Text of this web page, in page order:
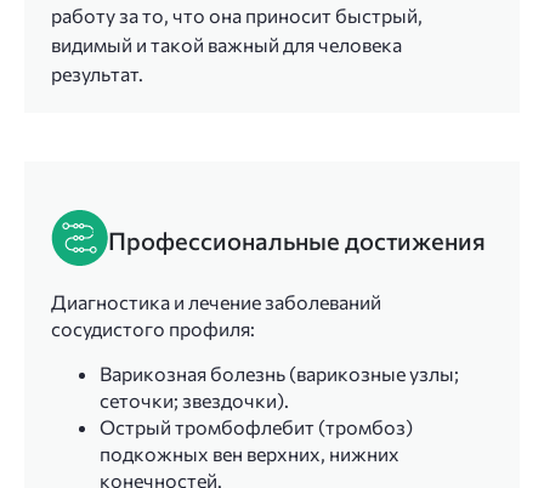
работу за то, что она приносит быстрый,
видимый и такой важный для человека
результат.
Профессиональные достижения
Диагностика и лечение заболеваний
сосудистого профиля:
Варикозная болезнь (варикозные узлы;
сеточки; звездочки).
Острый тромбофлебит (тромбоз)
подкожных вен верхних, нижних
конечностей.